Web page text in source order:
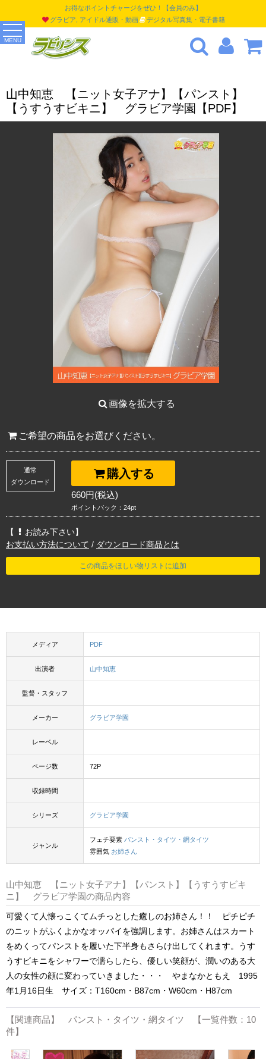
MENU
お得なポイントチャージをぜひ！【会員のみ】
グラビア, アイドル通販・動画
デジタル写真集・電子書籍
山中知恵 【ニット女子アナ】【パンスト】
【うすうすビキニ】 グラビア学園【PDF】
画像を拡大する
ご希望の商品をお選びください。
購入する
通常
ダウンロード
660円(税込)
ポイントバック：24pt
【
お読み下さい】
お支払い方法について / ダウンロード商品とは
この商品をほしい物リストに追加
メディア PDF
出演者 山中知恵
監督・スタッフ
メーカー グラビア学園
レーベル
ページ数 72P
収録時間
シリーズ グラビア学園
ジャンル
フェチ要素 パンスト・タイツ・網タイツ
雰囲気 お姉さん
山中知恵 【ニット女子アナ】【パンスト】【うすうすビキ
ニ】 グラビア学園の商品内容
可愛くて人懐っこくてムチっとした癒しのお姉さん！！ ピチピチ
のニットがふくよかなオッパイを強調します。お姉さんはスカート
をめくってパンストを履いた下半身もさらけ出してくれます。うす
うすビキニをシャワーで濡らしたら、優しい笑顔が、潤いのある大
人の女性の顔に変わっていきました・・・ やまなかともえ 1995
年1月16日生 サイズ：T160cm・B87cm・W60cm・H87cm
【関連商品】 パンスト・タイツ・網タイツ 【一覧件数：10
件】